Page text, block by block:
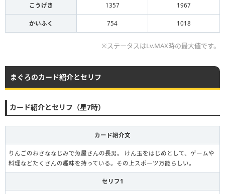
こうげき 1357 1967
かいふく 754 1018
※ステータスはLv.MAX時の最大値です。
まぐろのカード紹介とセリフ
カード紹介とセリフ（星7時）
カード紹介文
りんごのおさななじみで魚屋さんの長男。 けん玉をはじめとして、ゲームや
料理などたくさんの趣味を持っている。その上スポーツ万能らしい。
セリフ1